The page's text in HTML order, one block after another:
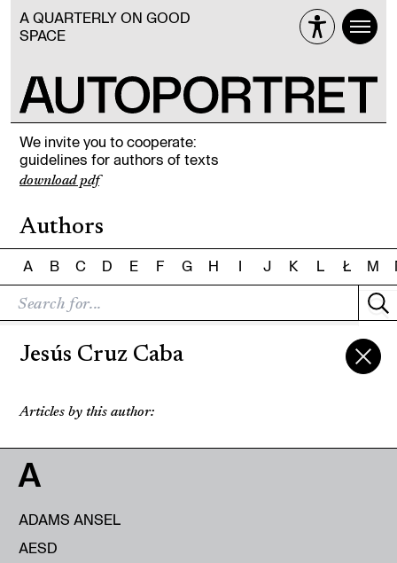
A QUARTERLY ON GOOD
SPACE
We invite you to cooperate:
guidelines for authors of texts
download pdf
Authors
A B C D E F G H I J K L Ł M
Jesús Cruz Caba
Articles by this author:
A
ADAMS ANSEL
AESD